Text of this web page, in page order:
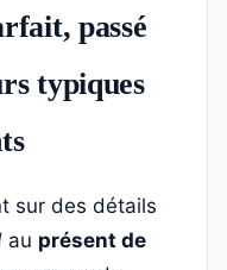
passé
typiques
sur des détails
au présent de